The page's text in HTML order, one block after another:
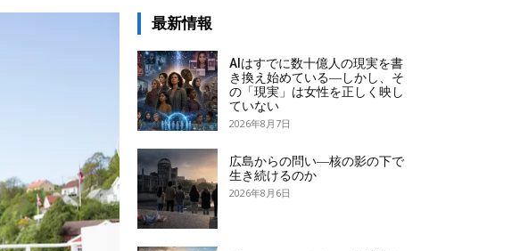
最新情報
AIはすでに数十億人の現実を書
き換え始めている―しかし、そ
の「現実」は女性を正しく映し
ていない
2026年8月7日
広島からの問い―核の影の下で
生き続けるのか
2026年8月6日